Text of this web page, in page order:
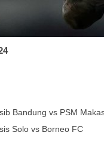
Bandung vs PSM
Solo vs Borneo FC